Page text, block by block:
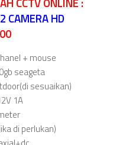
CAMERA HD
+ mouse
seageta
sesuaikan)
1A
di perlukan)